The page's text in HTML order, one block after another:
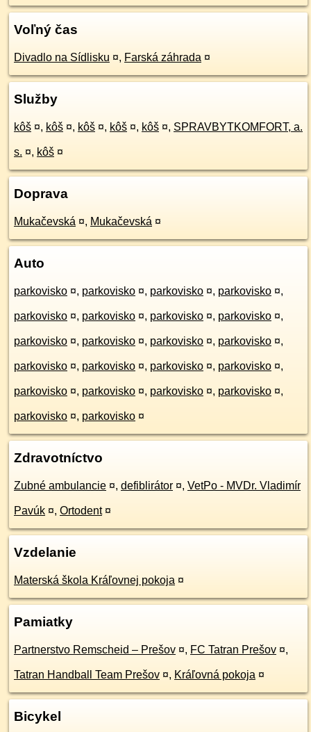
Voľný čas
Divadlo na Sídlisku ¤, Farská záhrada ¤
Služby
kôš ¤, kôš ¤, kôš ¤, kôš ¤, kôš ¤, SPRAVBYTKOMFORT, a.
s. ¤, kôš ¤
Doprava
Mukačevská ¤, Mukačevská ¤
Auto
parkovisko ¤, parkovisko ¤, parkovisko ¤, parkovisko ¤,
parkovisko ¤, parkovisko ¤, parkovisko ¤, parkovisko ¤,
parkovisko ¤, parkovisko ¤, parkovisko ¤, parkovisko ¤,
parkovisko ¤, parkovisko ¤, parkovisko ¤, parkovisko ¤,
parkovisko ¤, parkovisko ¤, parkovisko ¤, parkovisko ¤,
parkovisko ¤, parkovisko ¤
Zdravotníctvo
Zubné ambulancie ¤, defiblirátor ¤, VetPo - MVDr. Vladimír
Pavúk ¤, Ortodent ¤
Vzdelanie
Materská škola Kráľovnej pokoja ¤
Pamiatky
Partnerstvo Remscheid – Prešov ¤, FC Tatran Prešov ¤,
Tatran Handball Team Prešov ¤, Kráľovná pokoja ¤
Bicykel